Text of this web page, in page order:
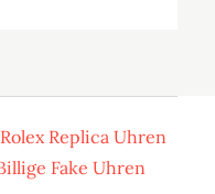
Replica Uhren
Fake Uhren